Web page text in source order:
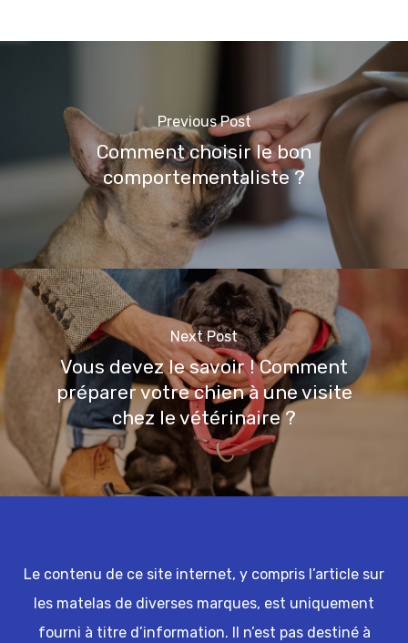
Previous Post
Comment choisir le bon
comportementaliste ?
Next Post
Vous devez le savoir ! Comment
préparer votre chien à une visite
chez le vétérinaire ?
Le contenu de ce site internet, y compris l’article sur
les matelas de diverses marques, est uniquement
fourni à titre d’information. Il n’est pas destiné à